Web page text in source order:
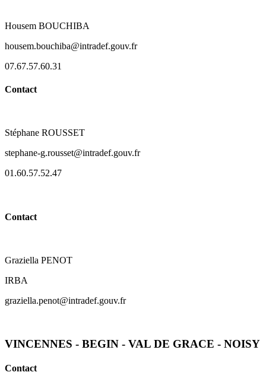
Housem BOUCHIBA
housem.bouchiba@intradef.gouv.fr
07.67.57.60.31
Contact
Stéphane ROUSSET
stephane-g.rousset@intradef.gouv.fr
01.60.57.52.47
Contact
Graziella PENOT
IRBA
graziella.penot@intradef.gouv.fr
VINCENNES - BEGIN - VAL DE GRACE - NOISY
Contact